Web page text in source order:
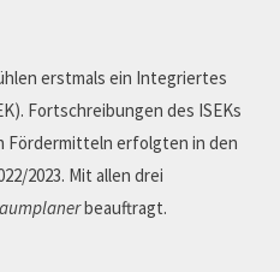
erstmals ein Integriertes
Fortschreibungen des ISEKs
Fördermitteln erfolgten in den
2023. Mit allen drei
beauftragt.